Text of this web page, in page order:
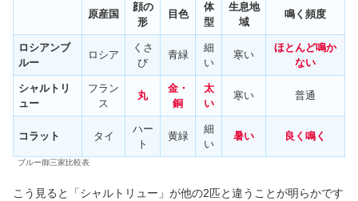
原産国
顔の
形
目色
体
型
生息地
域
鳴く頻度
ロシアンブ
ルー
ロシア
くさ
び
青緑
細
い
寒い
ほとんど鳴か
ない
シャルトリ
ュー
フラン
ス
丸
金・
銅
太
い
寒い 普通
コラット タイ
ハー
ト
黄緑
細
い
暑い 良く鳴く
ブルー御三家比較表
こう見ると「シャルトリュー」が他の2匹と違うことが明らかです